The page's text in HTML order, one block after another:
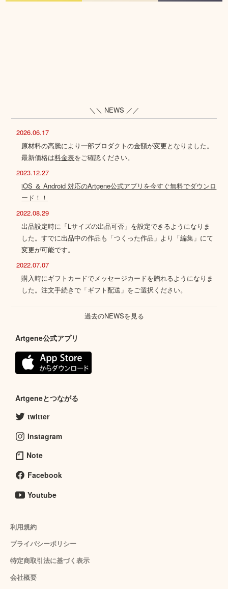
＼＼ NEWS ／／
2026.06.17
原材料の高騰により一部プロダクトの金額が変更となりました。
最新価格は料金表をご確認ください。
2023.12.27
iOS ＆ Android 対応のArtgene公式アプリを今すぐ無料でダウンロ
ード！！
2022.08.29
出品設定時に「Lサイズの出品可否」を設定できるようになりま
した。すでに出品中の作品も「つくった作品」より「編集」にて
変更が可能です。
2022.07.07
購入時にギフトカードでメッセージカードを贈れるようになりま
した。注文手続きで「ギフト配送」をご選択ください。
過去のNEWSを見る
Artgene公式アプリ
Artgeneとつながる
twitter
Instagram
Note
Facebook
Youtube
利用規約
プライバシーポリシー
特定商取引法に基づく表示
会社概要